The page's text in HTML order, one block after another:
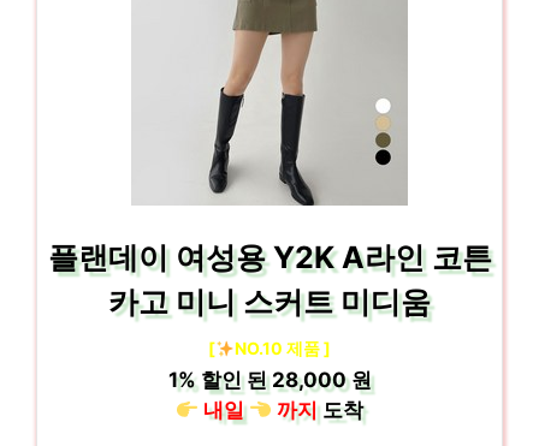
플랜데이 여성용 Y2K A라인 코튼
카고 미니 스커트 미디움
[ NO.10 제품 ]
1%할인 된28,000 원
내일
까지도착